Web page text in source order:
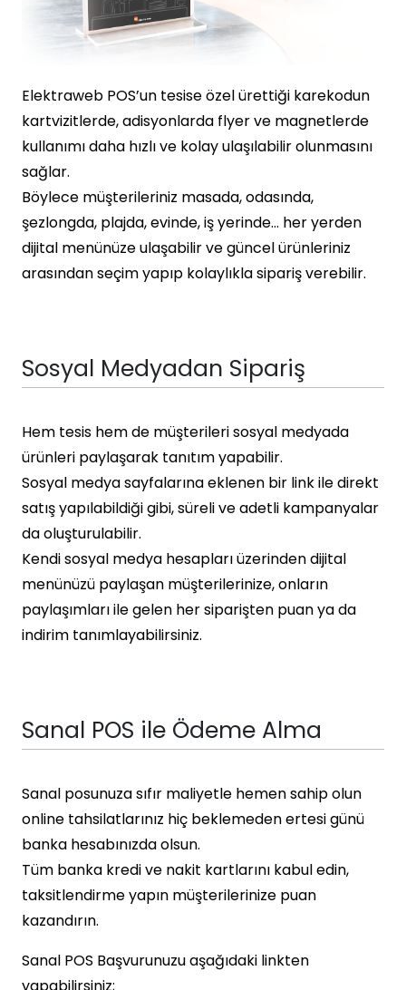
Elektraweb POS’un tesise özel ürettiği karekodun
kartvizitlerde, adisyonlarda flyer ve magnetlerde
kullanımı daha hızlı ve kolay ulaşılabilir olunmasını
sağlar.
Böylece müşterileriniz masada, odasında,
şezlongda, plajda, evinde, iş yerinde… her yerden
dijital menünüze ulaşabilir ve güncel ürünleriniz
arasından seçim yapıp kolaylıkla sipariş verebilir.
Sosyal Medyadan Sipariş
Hem tesis hem de müşterileri sosyal medyada
ürünleri paylaşarak tanıtım yapabilir.
Sosyal medya sayfalarına eklenen bir link ile direkt
satış yapılabildiği gibi, süreli ve adetli kampanyalar
da oluşturulabilir.
Kendi sosyal medya hesapları üzerinden dijital
menünüzü paylaşan müşterilerinize, onların
paylaşımları ile gelen her siparişten puan ya da
indirim tanımlayabilirsiniz.
Sanal POS ile Ödeme Alma
Sanal posunuza sıfır maliyetle hemen sahip olun
online tahsilatlarınız hiç beklemeden ertesi günü
banka hesabınızda olsun.
Tüm banka kredi ve nakit kartlarını kabul edin,
taksitlendirme yapın müşterilerinize puan
kazandırın.
Sanal POS Başvurunuzu aşağıdaki linkten